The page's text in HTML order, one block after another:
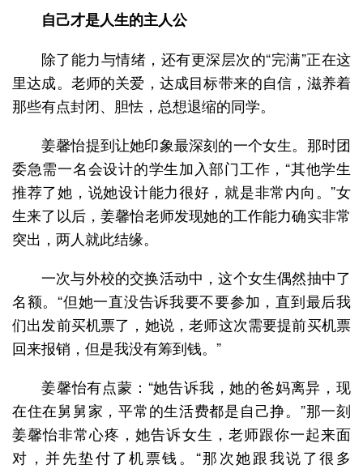
自己才是人生的主人公
除了能力与情绪，还有更深层次的“完满”正在这
里达成。老师的关爱，达成目标带来的自信，滋养着
那些有点封闭、胆怯，总想退缩的同学。
姜馨怡提到让她印象最深刻的一个女生。那时团
委急需一名会设计的学生加入部门工作，“其他学生
推荐了她，说她设计能力很好，就是非常内向。”女
生来了以后，姜馨怡老师发现她的工作能力确实非常
突出，两人就此结缘。
一次与外校的交换活动中，这个女生偶然抽中了
名额。“但她一直没告诉我要不要参加，直到最后我
们出发前买机票了，她说，老师这次需要提前买机票
回来报销，但是我没有筹到钱。”
姜馨怡有点蒙：“她告诉我，她的爸妈离异，现
在住在舅舅家，平常的生活费都是自己挣。”那一刻
姜馨怡非常心疼，她告诉女生，老师跟你一起来面
对，并先垫付了机票钱。“那次她跟我说了很多